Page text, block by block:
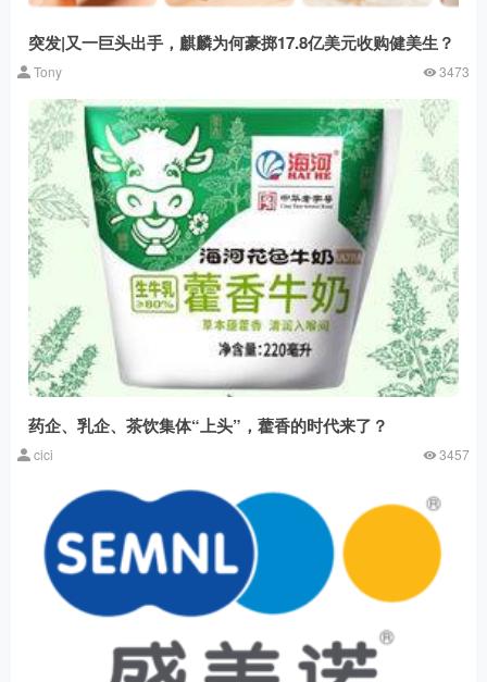
突发|又一巨头出手，麒麟为何豪掷17.8亿美元收购健美生？
Tony 3473
药企、乳企、茶饮集体“上头”，藿香的时代来了？
cici 3457